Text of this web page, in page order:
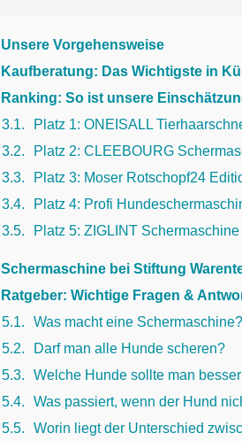
Unsere Vorgehensweise
Kaufberatung: Das Wichtigste in
Ranking: So ist unsere
3.1
Platz 1: ONEISALL
3.2
Platz 2: CLEEBOURG
3.3
Platz 3: Moser Rotschopf24
3.4
Platz 4: Profi
3.5
Platz 5: ZIGLINT
Schermaschine bei Stiftung
Ratgeber: Wichtige Fragen &
5.1
Was macht eine Schermaschine?
5.2
Darf man alle Hunde scheren?
5.3
Welche Hunde sollte man
5.4
Was passiert, wenn der Hund
5.5
Worin liegt der Unterschied